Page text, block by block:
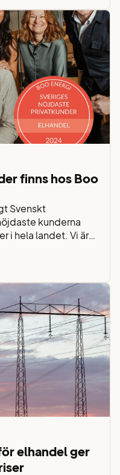
och underlätta
som sol-…
finns hos Boo
Svenskt
kunderna
i hela landet. Vi är
uppskattad. I
långt över
elhandel ger